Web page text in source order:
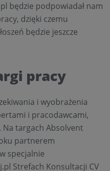
będzie podpowiadał nam
dzięki czemu
będzie jeszcze
pracy
i wyobrażenia
i pracodawcami,
targach Absolvent
partnerem
specjalnie
Strefach Konsultacji CV